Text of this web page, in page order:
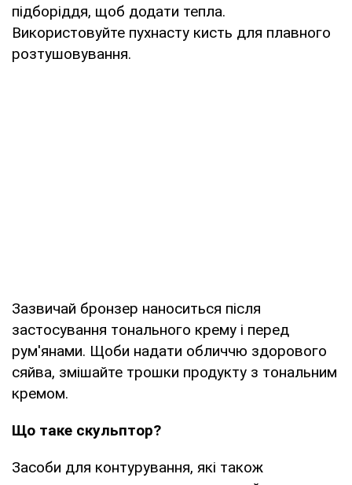
підборіддя, щоб додати тепла.
Використовуйте пухнасту кисть для плавного
розтушовування.
Зазвичай бронзер наноситься після
застосування тонального крему і перед
рум'янами. Щоби надати обличчю здорового
сяйва, змішайте трошки продукту з тональним
кремом.
Що таке скульптор?
Засоби для контурування, які також